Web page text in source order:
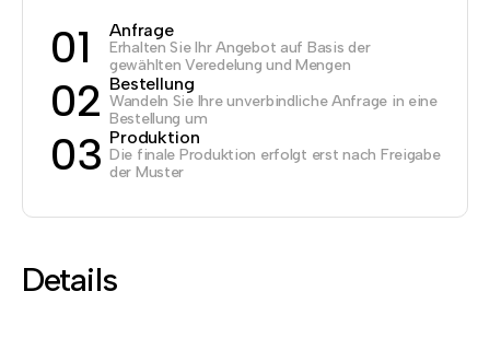
01 Anfrage
Erhalten Sie Ihr Angebot auf Basis der
gewählten Veredelung und Mengen
02 Bestellung
Wandeln Sie Ihre unverbindliche Anfrage in eine
Bestellung um
03 Produktion
Die finale Produktion erfolgt erst nach Freigabe
der Muster
Details